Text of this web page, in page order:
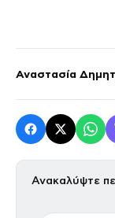
Αναστασία
Ανακαλύψτε